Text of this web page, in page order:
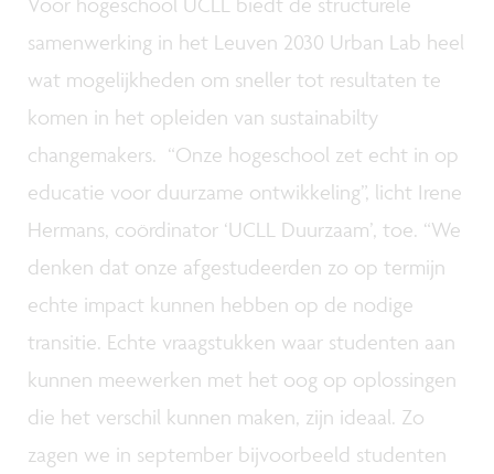
samenwerking in het Leuven 2030 Urban Lab heel
wat mogelijkheden om sneller tot resultaten te
komen in het opleiden van sustainabilty
changemakers. “Onze hogeschool zet echt in op
educatie voor duurzame ontwikkeling”, licht Irene
Hermans, coördinator ‘UCLL Duurzaam’, toe. “We
denken dat onze afgestudeerden zo op termijn
echte impact kunnen hebben op de nodige
transitie. Echte vraagstukken waar studenten aan
kunnen meewerken met het oog op oplossingen
die het verschil kunnen maken, zijn ideaal. Zo
zagen we in september bijvoorbeeld studenten